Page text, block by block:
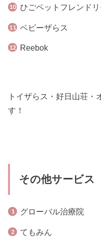
ひごペットフレンド
ベビーザらス
Reebok
トイザらス・好日山荘・
す！
その他サービス
グローバル治療院
てもみん